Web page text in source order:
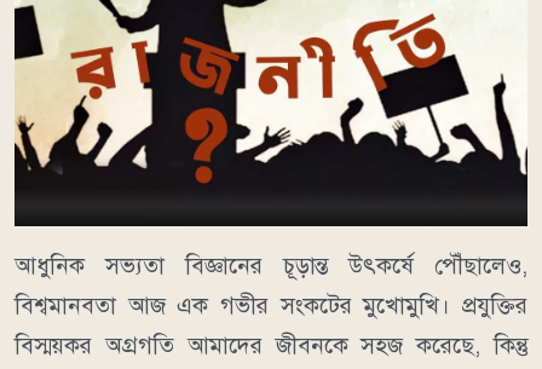
আধুনিক সভ্যতা বিজ্ঞানের চূড়ান্ত উৎকর্ষে পৌঁছালেও,
বিশ্বমানবতা আজ এক গভীর সংকটের মুখোমুখি। প্রযুক্তির
বিস্ময়কর অগ্রগতি আমাদের জীবনকে সহজ করেছে, কিন্তু